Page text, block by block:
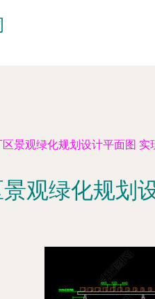
景观绿化规划设计平面图 实
观绿化规划